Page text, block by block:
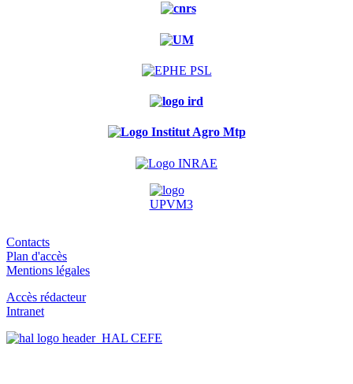
Contacts
Plan d'accès
Mentions légales
Accès rédacteur
Intranet
HAL CEFE